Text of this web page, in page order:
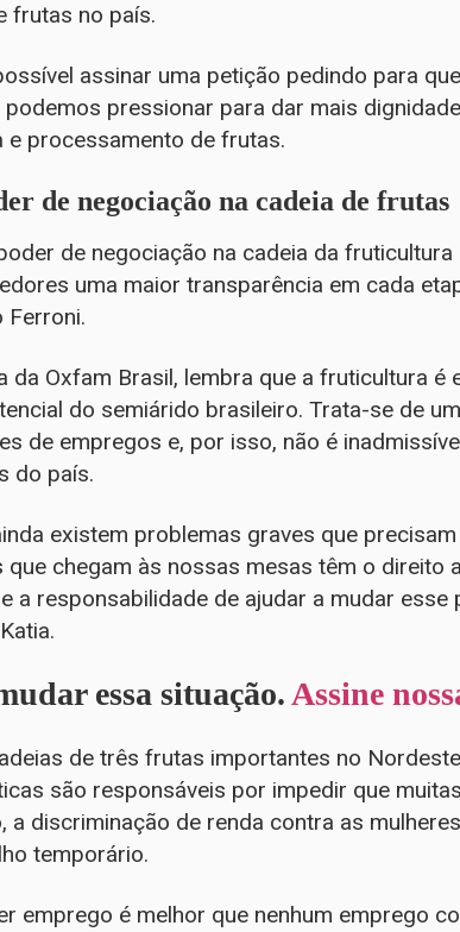
frutas no país.
assinar uma petição pedindo para
podemos pressionar para dar mais
e processamento de frutas.
de negociação na cadeia de frutas
de negociação na cadeia da
uma maior transparência em cada
Ferroni.
da Oxfam Brasil, lembra que a fruticultura é
do semiárido brasileiro. Trata-se de
de empregos e, por isso, não é
do país.
existem problemas graves que
chegam às nossas mesas têm o direito
a responsabilidade de ajudar a mudar esse
essa situação.Assine
de três frutas importantes no
são responsáveis por impedir que
a discriminação de renda contra as
temporário.
emprego é melhor que nenhum emprego